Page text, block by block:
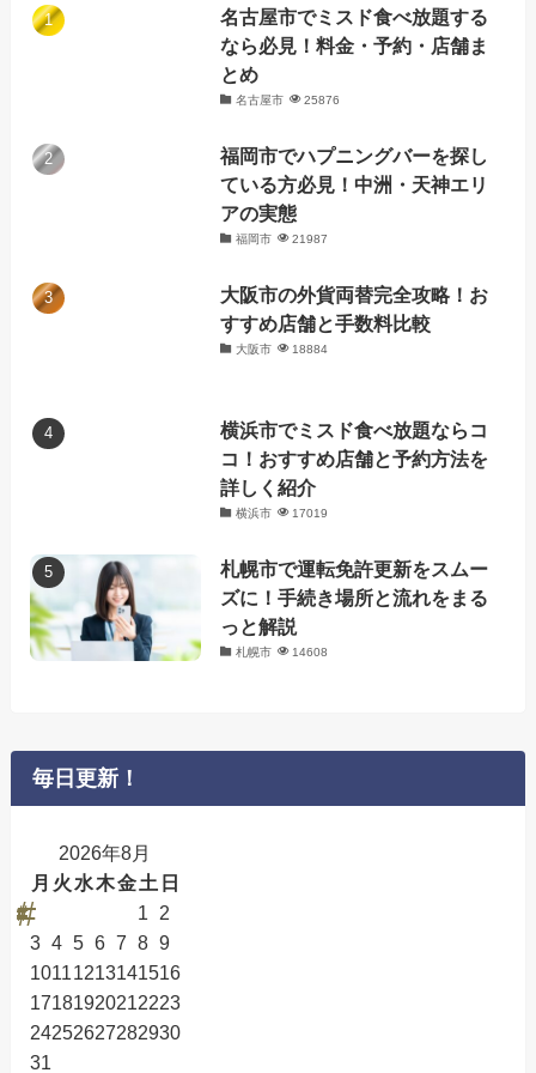
名古屋市でミスド食べ放題する
なら必見！料金・予約・店舗ま
とめ
名古屋市 25876
福岡市でハプニングバーを探し
ている方必見！中洲・天神エリ
アの実態
福岡市 21987
大阪市の外貨両替完全攻略！お
すすめ店舗と手数料比較
大阪市 18884
横浜市でミスド食べ放題ならコ
コ！おすすめ店舗と予約方法を
詳しく紹介
横浜市 17019
札幌市で運転免許更新をスムー
ズに！手続き場所と流れをまる
っと解説
札幌市 14608
毎日更新！
2026年8月
月 火 水木金土 日
1
2
3 4 5 6 7 8 9
10111213141516
17181920212223
24252627282930
31